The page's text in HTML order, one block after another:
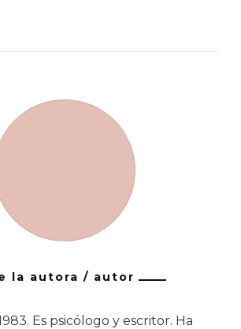
la autora / autor
Es psicólogo y escritor. Ha